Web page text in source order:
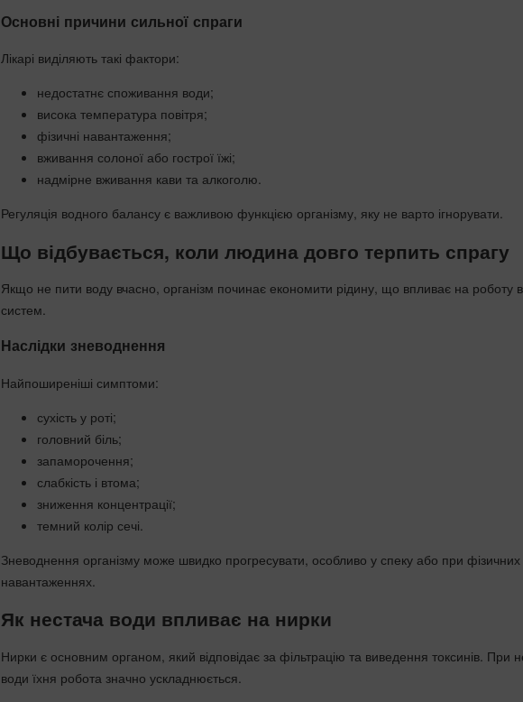
Основні причини сильної спраги
Лікарі виділяють такі фактори:
недостатнє споживання води;
висока температура повітря;
фізичні навантаження;
вживання солоної або гострої їжі;
надмірне вживання кави та алкоголю.
Регуляція водного балансу є важливою функцією організму, яку не варто ігнорувати.
Що відбувається, коли людина довго терпить спрагу
Якщо не пити воду вчасно, організм починає економити рідину, що впливає на роботу
систем.
Наслідки зневоднення
Найпоширеніші симптоми:
сухість у роті;
головний біль;
запаморочення;
слабкість і втома;
зниження концентрації;
темний колір сечі.
Зневоднення організму може швидко прогресувати, особливо у спеку або при фізичних
навантаженнях.
Як нестача води впливає на нирки
Нирки є основним органом, який відповідає за фільтрацію та виведення токсинів. При
води їхня робота значно ускладнюється.